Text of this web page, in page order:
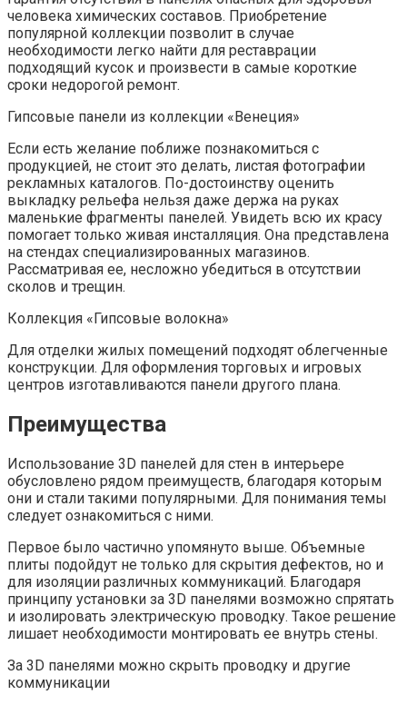
человека химических составов. Приобретение
популярной коллекции позволит в случае
необходимости легко найти для реставрации
подходящий кусок и произвести в самые короткие
сроки недорогой ремонт.
Гипсовые панели из коллекции «Венеция»
Если есть желание поближе познакомиться с
продукцией, не стоит это делать, листая фотографии
рекламных каталогов. По-достоинству оценить
выкладку рельефа нельзя даже держа на руках
маленькие фрагменты панелей. Увидеть всю их красу
помогает только живая инсталляция. Она представлена
на стендах специализированных магазинов.
Рассматривая ее, несложно убедиться в отсутствии
сколов и трещин.
Коллекция «Гипсовые волокна»
Для отделки жилых помещений подходят облегченные
конструкции. Для оформления торговых и игровых
центров изготавливаются панели другого плана.
Преимущества
Использование 3D панелей для стен в интерьере
обусловлено рядом преимуществ, благодаря которым
они и стали такими популярными. Для понимания темы
следует ознакомиться с ними.
Первое было частично упомянуто выше. Объемные
плиты подойдут не только для скрытия дефектов, но и
для изоляции различных коммуникаций. Благодаря
принципу установки за 3D панелями возможно спрятать
и изолировать электрическую проводку. Такое решение
лишает необходимости монтировать ее внутрь стены.
За 3D панелями можно скрыть проводку и другие
коммуникации